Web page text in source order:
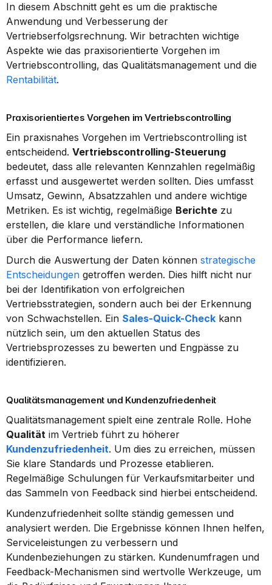
In diesem Abschnitt geht es um die praktische
Anwendung und Verbesserung der
Vertriebserfolgsrechnung. Wir betrachten wichtige
Aspekte wie das praxisorientierte Vorgehen im
Rentabilität.
Praxisorientiertes Vorgehen im Vertriebscontrolling
Ein praxisnahes Vorgehen im Vertriebscontrolling ist
entscheidend. Vertriebscontrolling-Steuerung
bedeutet, dass alle relevanten Kennzahlen regelmäßig
erfasst und ausgewertet werden sollten. Dies umfasst
Umsatz, Gewinn, Absatzzahlen und andere wichtige
Metriken. Es ist wichtig, regelmäßige Berichte zu
erstellen, die klare und verständliche Informationen
über die Performance liefern.
Durch die Auswertung der Daten können strategische
Entscheidungen getroffen werden. Dies hilft nicht nur
bei der Identifikation von erfolgreichen
Vertriebsstrategien, sondern auch bei der Erkennung
von Schwachstellen. Ein Sales-Quick-Check kann
nützlich sein, um den aktuellen Status des
Vertriebsprozesses zu bewerten und Engpässe zu
identifizieren.
Qualitätsmanagement und Kundenzufriedenheit
Qualität
Kundenzufriedenheit. Um dies zu erreichen, müssen
Sie klare Standards und Prozesse etablieren.
Regelmäßige Schulungen für Verkaufsmitarbeiter und
das Sammeln von Feedback sind hierbei entscheidend.
Kundenzufriedenheit sollte ständig gemessen und
analysiert werden. Die Ergebnisse können Ihnen helfen,
Serviceleistungen zu verbessern und
Kundenbeziehungen zu stärken. Kundenumfragen und
Feedback-Mechanismen sind wertvolle Werkzeuge, um